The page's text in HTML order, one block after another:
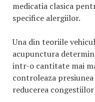
medicatia clasica
specifice alergiilor.
Una din teoriile
acupunctura
intr-o cantitate mai
controleaza
reducerea